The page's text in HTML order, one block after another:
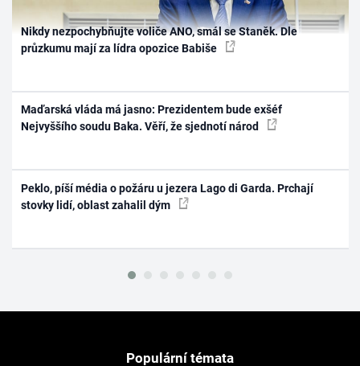
Nikdy nezpochybňujte voliče ANO, smál se Staněk. Dle
průzkumu mají za lídra opozice Babiše
Maďarská vláda má jasno: Prezidentem bude exšéf
Nejvyššího soudu Baka. Věří, že sjednotí národ
Peklo, píší média o požáru u jezera Lago di Garda. Prchají
stovky lidí, oblast zahalil dým
Populární témata